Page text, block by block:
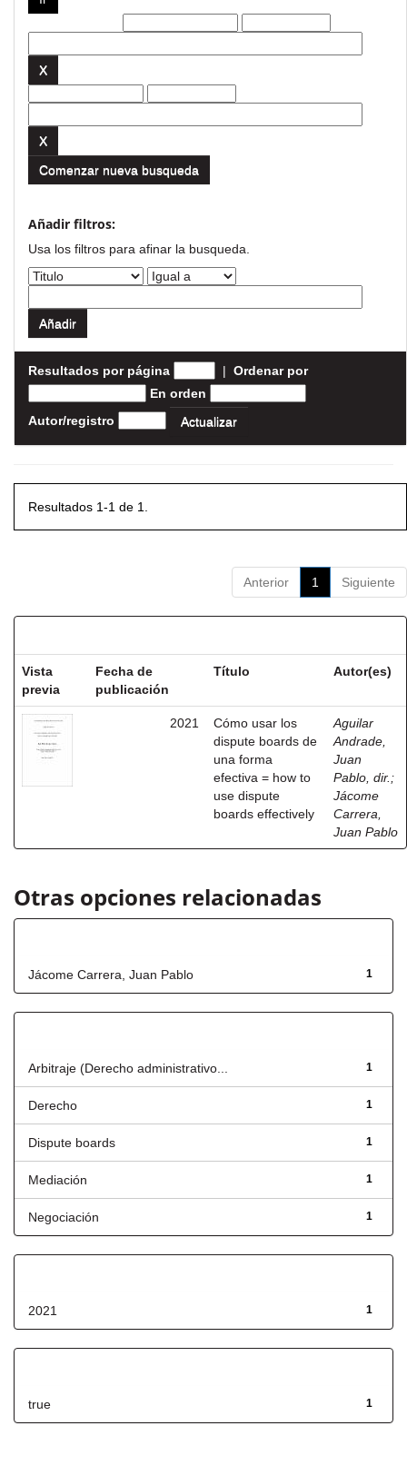
Comenzar nueva busqueda
Añadir filtros:
Usa los filtros para afinar la busqueda.
Resultados por página | Ordenar por
En orden
Autor/registro
Resultados 1-1 de 1.
Anterior 1 Siguiente
Vista
previa
Fecha de
publicación
Título Autor(es)
2021
Cómo usar los
dispute boards de
una forma
efectiva = how to
use dispute
boards effectively
Aguilar
Andrade,
Juan
Pablo, dir. ;
Jácome
Carrera,
Juan Pablo
Otras opciones relacionadas
1
Jácome Carrera, Juan Pablo
1
Arbitraje (Derecho administrativo...
1
Derecho
1
Dispute boards
1
Mediación
1
Negociación
1
2021
1
true